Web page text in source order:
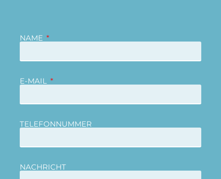
NAME
E-MAIL
TELEFONNUMMER
NACHRICHT